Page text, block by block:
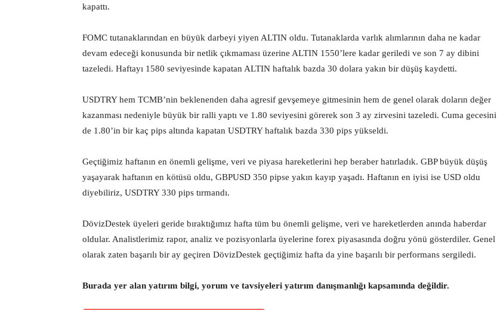
kapattı.
FOMC tutanaklarından en büyük darbeyi yiyen ALTIN oldu. Tutanaklarda varlık alımlarının daha ne kadar
devam edeceği konusunda bir netlik çıkmaması üzerine ALTIN 1550’lere kadar geriledi ve son 7 ay dibini
tazeledi. Haftayı 1580 seviyesinde kapatan ALTIN haftalık bazda 30 dolara yakın bir düşüş kaydetti.
USDTRY hem TCMB’nin beklenenden daha agresif gevşemeye gitmesinin hem de genel olarak doların değer
kazanması nedeniyle büyük bir ralli yaptı ve 1.80 seviyesini görerek son 3 ay zirvesini tazeledi. Cuma gecesini
de 1.80’in bir kaç pips altında kapatan USDTRY haftalık bazda 330 pips yükseldi.
Geçtiğimiz haftanın en önemli gelişme, veri ve piyasa hareketlerini hep beraber hatırladık. GBP büyük düşüş
yaşayarak haftanın en kötüsü oldu, GBPUSD 350 pipse yakın kayıp yaşadı. Haftanın en iyisi ise USD oldu
diyebiliriz, USDTRY 330 pips tırmandı.
DövizDestek üyeleri geride bıraktığımız hafta tüm bu önemli gelişme, veri ve hareketlerden anında haberdar
oldular. Analistlerimiz rapor, analiz ve pozisyonlarla üyelerine forex piyasasında doğru yönü gösterdiler. Genel
olarak zaten başarılı bir ay geçiren DövizDestek geçtiğimiz hafta da yine başarılı bir performans sergiledi.
Burada yer alan yatırım bilgi, yorum ve tavsiyeleri yatırım danışmanlığı kapsamında değildir.